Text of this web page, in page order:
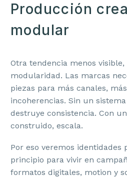
Producción
modular
Otra tendencia menos
modularidad. Las marcas
piezas para más canales,
incoherencias. Sin un
destruye consistencia. Con
construido, escala.
Por eso veremos identidades
principio para vivir en
formatos digitales, motion y